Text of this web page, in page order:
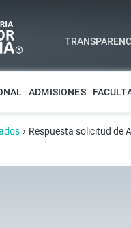
ADMISIONES
› Respuesta solicitud de